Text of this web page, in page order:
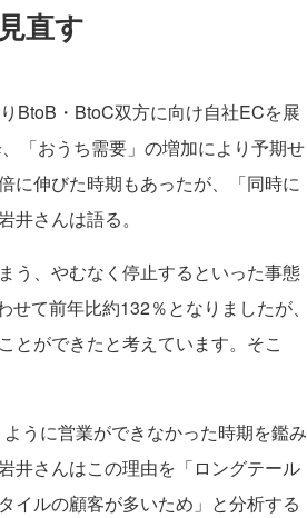
直す
BtoB・BtoC双方に向け自社ECを展
「おうち需要」の増加により予期せ
に伸びた時期もあったが、「同時に
さんは語る。
う、やむなく停止するといった事態
て前年比約132％となりましたが、
とができたと考えています。そこ
うに営業ができなかった時期を鑑み
井さんはこの理由を「ロングテール
イルの顧客が多いため」と分析する